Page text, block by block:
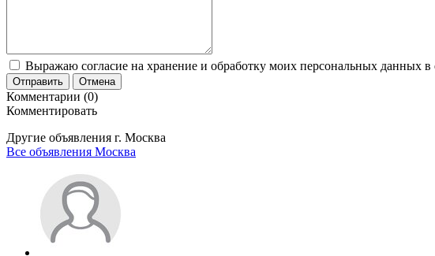
Выражаю согласие на хранение и обработку моих персональных данных
Отправить Отмена
Комментарии (0)
Комментировать
Другие объявления г. Москва
Все объявления Москва